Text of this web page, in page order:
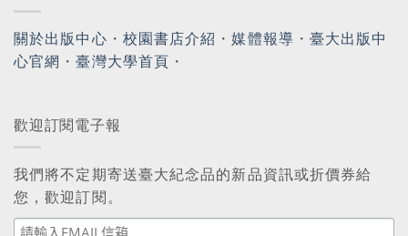
關於出版中心 ・ 校園書店介紹 ・媒體報導 ・ 臺大出版中
心官網 ・臺灣大學首頁 ・
歡迎訂閱電子報
我們將不定期寄送臺大紀念品的新品資訊或折價券給
您，歡迎訂閱。